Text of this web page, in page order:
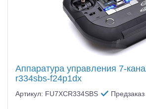
Аппаратура управления 7-
r334sbs-f24p1dx
Артикул: FU7XCR334SBS Предзаказ